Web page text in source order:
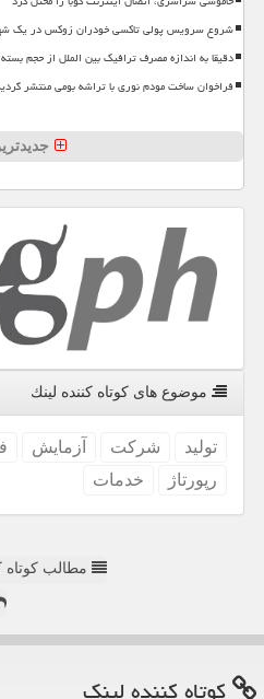
شروع سرویس پولی تاکسی خودران زوکس در یک
دقیقا به اندازه مصرف ترافیک بین الملل از حجم
فراخوان ساخت مودم نوری با تراشه بومی منتشر
موضوع های كوتاه كننده لینك
تولید شركت آزمایش
رپورتاژ
خدمات
مطالب کوتاه